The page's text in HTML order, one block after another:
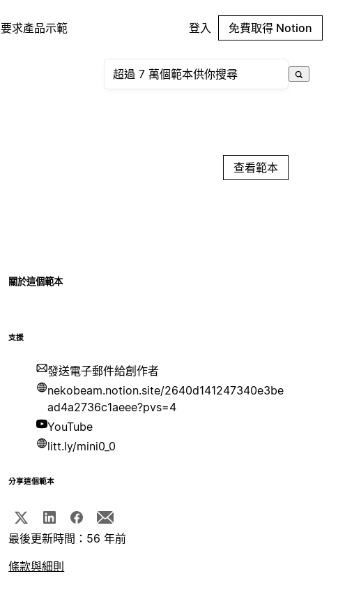
要求產品示範 登入 免費取得 Notion
查看範本
關於這個範本
支援
發送電子郵件給創作者
nekobeam.notion.site/2640d141247340e3be
ad4a2736c1aeee?pvs=4
YouTube
litt.ly/mini0_0
分享這個範本
最後更新時間：56 年前
條款與細則